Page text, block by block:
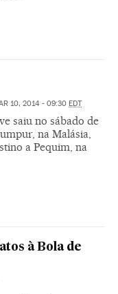
10, 2014 - 09:30 EDT
saiu no sábado de
na Malásia,
a Pequim, na
à Bola de